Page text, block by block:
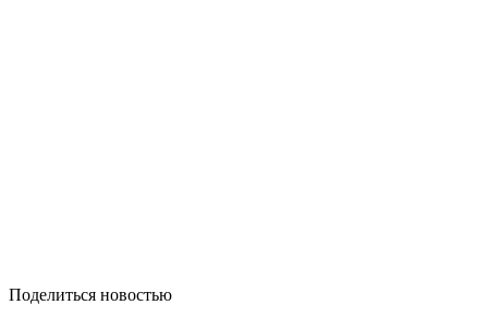
Поделиться новостью